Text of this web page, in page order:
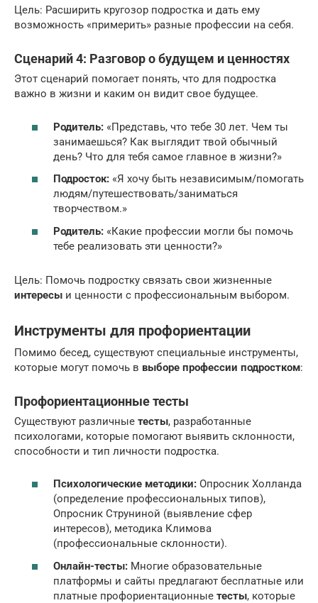
Цель: Расширить кругозор подростка и дать ему
возможность «примерить» разные профессии на себя.
Сценарий 4: Разговор о будущем и ценностях
Этот сценарий помогает понять, что для подростка
важно в жизни и каким он видит свое будущее.
Родитель: «Представь, что тебе 30 лет. Чем ты
занимаешься? Как выглядит твой обычный
день? Что для тебя самое главное в жизни?»
Подросток: «Я хочу быть независимым/помогать
людям/путешествовать/заниматься
творчеством.»
Родитель: «Какие профессии могли бы помочь
тебе реализовать эти ценности?»
Цель: Помочь подростку связать свои жизненные
интересы и ценности с профессиональным выбором.
Инструменты для профориентации
Помимо бесед, существуют специальные инструменты,
которые могут помочь в выборе профессии подростком:
Профориентационные тесты
Существуют различные тесты, разработанные
психологами, которые помогают выявить склонности,
способности и тип личности подростка.
Психологические методики: Опросник Холланда
(определение профессиональных типов),
Опросник Струниной (выявление сфер
интересов), методика Климова
(профессиональные склонности).
Онлайн-тесты: Многие образовательные
платформы и сайты предлагают бесплатные или
платные профориентационные тесты, которые